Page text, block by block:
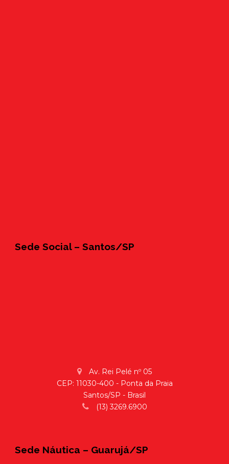
Sede Social – Santos/SP
Av. Rei Pelé nº 05
CEP: 11030-400 - Ponta da Praia
Santos/SP - Brasil
(13) 3269.6900
Sede Náutica – Guarujá/SP